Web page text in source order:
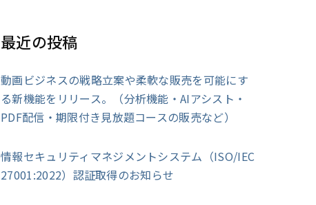
最近の投稿
動画ビジネスの戦略立案や柔軟な販売を可能にす
る新機能をリリース。（分析機能・AIアシスト・
PDF配信・期限付き見放題コースの販売など）
情報セキュリティマネジメントシステム（ISO/IEC
27001:2022）認証取得のお知らせ